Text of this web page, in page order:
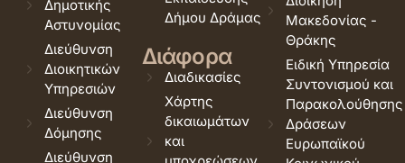
Δημοτικής
Αστυνομίας
Διεύθυνση
Διοικητικών
Υπηρεσιών
Διεύθυνση
Δόμησης
Διεύθυνση
Δήμου Δράμας
Διάφορα
Διαδικασίες
Χάρτης
δικαιωμάτων
και
Μακεδονίας -
Θράκης
Ειδική Υπηρεσία
Συντονισμού και
Παρακολούθησης
Δράσεων
Ευρωπαϊκού